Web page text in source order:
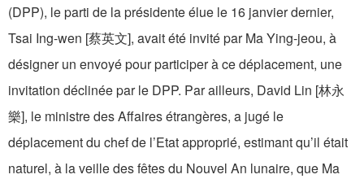
(DPP), le parti de la présidente élue le 16 janvier dernier,
Tsai Ing-wen [蔡英文], avait été invité par Ma Ying-jeou, à
désigner un envoyé pour participer à ce déplacement, une
invitation déclinée par le DPP. Par ailleurs, David Lin [林永
樂], le ministre des Affaires étrangères, a jugé le
déplacement du chef de l’Etat approprié, estimant qu’il était
naturel, à la veille des fêtes du Nouvel An lunaire, que Ma